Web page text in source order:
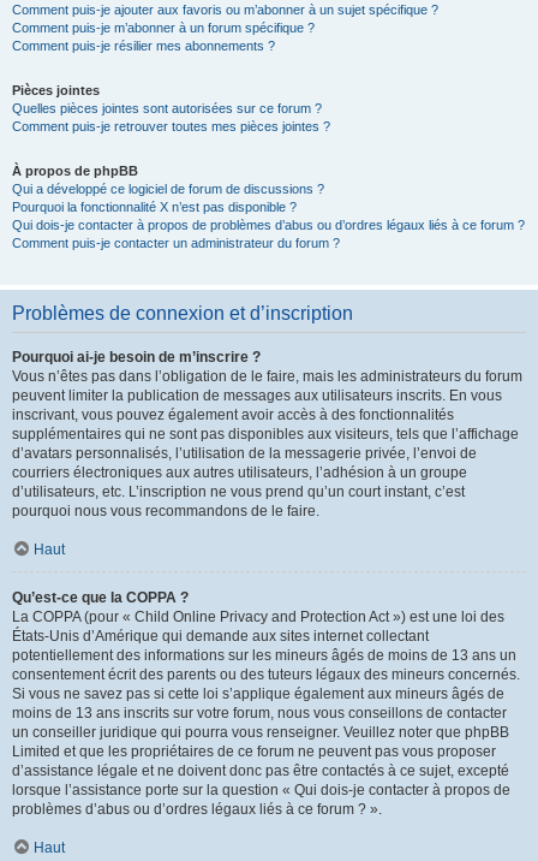
Comment puis-je ajouter aux favoris ou m’abonner à un sujet spécifique ?
Comment puis-je m’abonner à un forum spécifique ?
Comment puis-je résilier mes abonnements ?
Pièces jointes
Quelles pièces jointes sont autorisées sur ce forum ?
Comment puis-je retrouver toutes mes pièces jointes ?
À propos de phpBB
Qui a développé ce logiciel de forum de discussions ?
Pourquoi la fonctionnalité X n’est pas disponible ?
Qui dois-je contacter à propos de problèmes d’abus ou d’ordres légaux liés à ce forum ?
Comment puis-je contacter un administrateur du forum ?
Problèmes de connexion et d’inscription
Pourquoi ai-je besoin de m’inscrire ?
Vous n’êtes pas dans l’obligation de le faire, mais les administrateurs du forum
peuvent limiter la publication de messages aux utilisateurs inscrits. En vous
inscrivant, vous pouvez également avoir accès à des fonctionnalités
supplémentaires qui ne sont pas disponibles aux visiteurs, tels que l’affichage
d’avatars personnalisés, l’utilisation de la messagerie privée, l’envoi de
courriers électroniques aux autres utilisateurs, l’adhésion à un groupe
d’utilisateurs, etc. L’inscription ne vous prend qu’un court instant, c’est
pourquoi nous vous recommandons de le faire.
Haut
Qu’est-ce que la COPPA ?
La COPPA (pour « Child Online Privacy and Protection Act ») est une loi des
États-Unis d’Amérique qui demande aux sites internet collectant
potentiellement des informations sur les mineurs âgés de moins de 13 ans un
consentement écrit des parents ou des tuteurs légaux des mineurs concernés.
Si vous ne savez pas si cette loi s’applique également aux mineurs âgés de
moins de 13 ans inscrits sur votre forum, nous vous conseillons de contacter
un conseiller juridique qui pourra vous renseigner. Veuillez noter que phpBB
Limited et que les propriétaires de ce forum ne peuvent pas vous proposer
d’assistance légale et ne doivent donc pas être contactés à ce sujet, excepté
lorsque l’assistance porte sur la question « Qui dois-je contacter à propos de
problèmes d’abus ou d’ordres légaux liés à ce forum ? ».
Haut